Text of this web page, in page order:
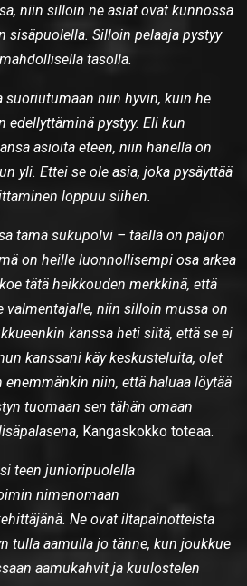
niin silloin ne asiat ovat kunnossa
sisäpuolella. Silloin pelaaja pystyy
tasolla.
suoriutumaan niin hyvin, kuin he
edellyttäminä pystyy. Eli kun
asioita eteen, niin hänellä on
yli. Ettei se ole asia, joka pysäyttää
loppuu siihen.
tämä sukupolvi – täällä on paljon
on heille luonnollisempi osa arkea
tätä heikkouden merkkinä, että
valmentajalle, niin silloin mussa on
kanssa heti siitä, että se ei
kanssani käy keskusteluita, olet
enemmänkin niin, että haluaa löytää
tuomaan sen tähän omaan
, Kangaskokko toteaa.
teen junioripuolella
nimenomaan
Ne ovat iltapainotteista
tulla aamulla jo tänne, kun joukkue
aamukahvit ja kuulostelen